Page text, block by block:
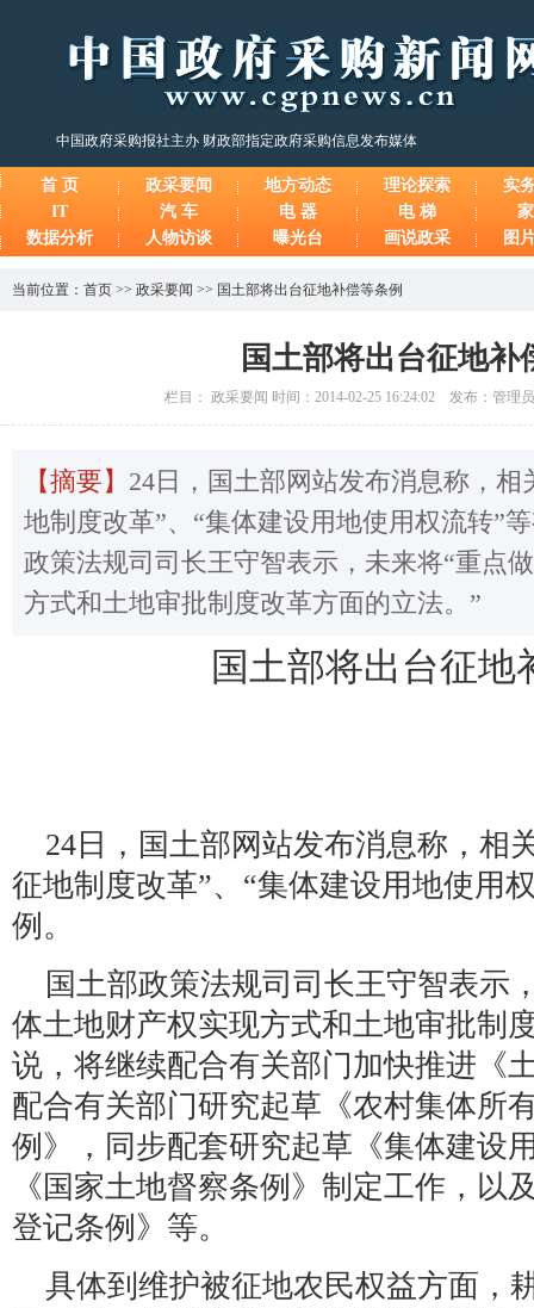
中国政府采购报社主办 财政部指定政府采购信息发布媒体
首 页 政采要闻 地方动态 理论探索
实
IT
汽 车 电 器 电 梯
数据分析
人物访谈 曝光台 画说政采 图
当前位置： 首页 >> 政采要闻 >> 国土部将出台征地补偿等条例
国土部将出台征地补
栏目： 政采要闻 时间：2014-02-25 16:24:02 发布：管理
【摘要】 24日，国土部网站发布消息称，
地制度改革”、“集体建设用地使用权流转”
政策法规司司长王守智表示，未来将“重点
方式和土地审批制度改革方面的立法。”
国土部将出台征地
24日，国土部网站发布消息称，相
征地制度改革”、“集体建设用地使用
例。
国土部政策法规司司长王守智表示
体土地财产权实现方式和土地审批制
说，将继续配合有关部门加快推进《
配合有关部门研究起草《农村集体所
例》，同步配套研究起草《集体建设
《国家土地督察条例》制定工作，以
登记条例》等。
具体到维护被征地农民权益方面，